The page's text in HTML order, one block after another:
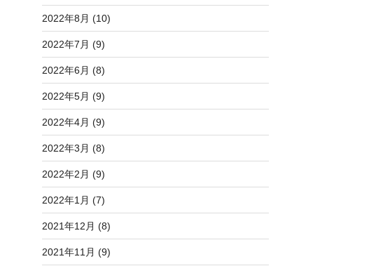
2022年8月 (10)
2022年7月 (9)
2022年6月 (8)
2022年5月 (9)
2022年4月 (9)
2022年3月 (8)
2022年2月 (9)
2022年1月 (7)
2021年12月 (8)
2021年11月 (9)